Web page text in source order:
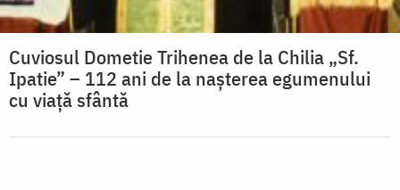
Cuviosul Dometie Trihenea de la Chilia „Sf.
Ipatie” – 112 ani de la nașterea egumenului
cu viață sfântă